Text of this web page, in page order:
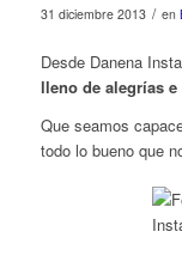
31 diciembre 2013 / en
Desde Danena
lleno de alegrías
Que seamos
todo lo bueno que